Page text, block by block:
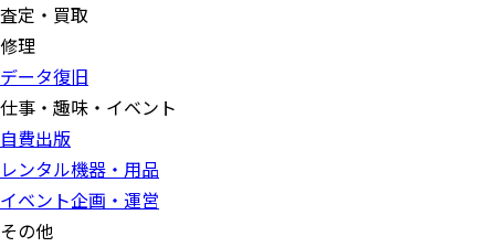
査定・買取
修理
データ復旧
仕事・趣味・イベント
自費出版
レンタル機器・用品
イベント企画・運営
その他